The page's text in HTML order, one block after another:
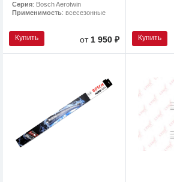
Серия: Bosch Aerotwin
Применимость: всесезонные
Купить от 1 950 ₽ Купить